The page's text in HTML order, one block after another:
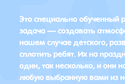
Это специально обученный
задача — создавать
нашем случае детского,
сплотить ребят. Их на
один, так несколько, и они
любую выбранную вами из